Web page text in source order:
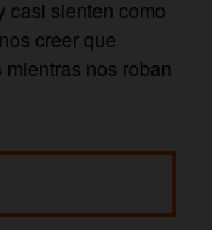
casi sienten como
creer que
nos roban